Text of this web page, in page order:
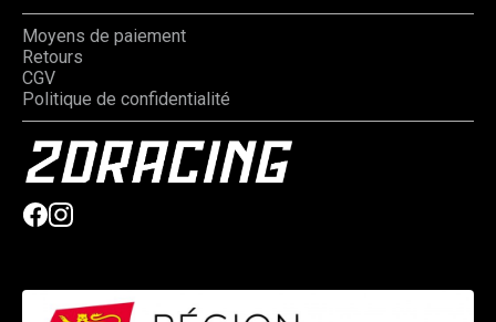
Moyens de paiement
Retours
CGV
Politique de confidentialité